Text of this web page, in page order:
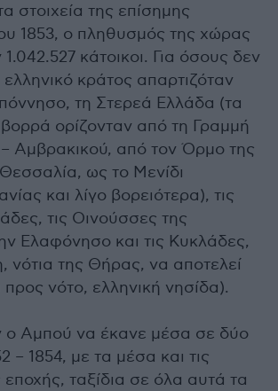
στοιχεία της επίσημης
1853, ο πληθυσμός της χώρας
κάτοικοι. Για όσους δεν
κράτος απαρτιζόταν
τη Στερεά Ελλάδα (τα
ορίζονταν από τη Γραμμή
Αμβρακικού, από τον Όρμο της
ως το Μενίδι
και λίγο βορειότερα), τις
τις Οινούσσες της
Ελαφόνησο και τις Κυκλάδες,
νότια της Θήρας, να αποτελεί
προς νότο, ελληνική νησίδα).
ο Αμπού να έκανε μέσα σε δύο
– 1854, με τα μέσα και τις
ταξίδια σε όλα αυτά τα